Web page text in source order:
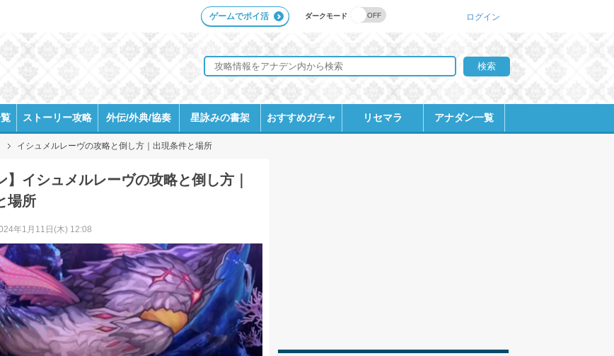
ダークモード
ゲームでポイ活 ログイン
ストーリー攻略 外伝/外典/協奏 星詠みの書架 おすすめガチャ リセマラ アナダン一覧
イシュメルレーヴの攻略と倒し方｜出現条件と場所
】イシュメルレーヴの攻略と倒し方｜
場所
年1月11日(木) 12:08